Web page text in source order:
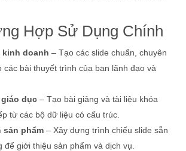
Hợp Sử Dụng Chính
kinh doanh – Tạo các slide chuẩn, chuyên
các bài thuyết trình của ban lãnh đạo và
dục – Tạo bài giảng và tài liệu khóa
từ các bộ dữ liệu có cấu trúc.
sản phẩm – Xây dựng trình chiếu slide sẵn
để giới thiệu sản phẩm và dịch vụ.